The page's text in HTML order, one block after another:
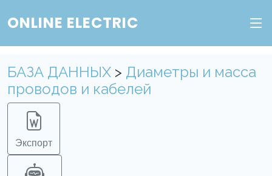
ONLINE ELECTRIC
БАЗА ДАННЫХ > Диаметры и масса
проводов и кабелей
Экспорт